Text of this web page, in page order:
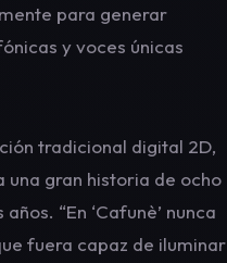
para generar
y voces únicas
tradicional digital 2D,
una gran historia de ocho
“En ‘Cafunè’ nunca
fuera capaz de iluminar